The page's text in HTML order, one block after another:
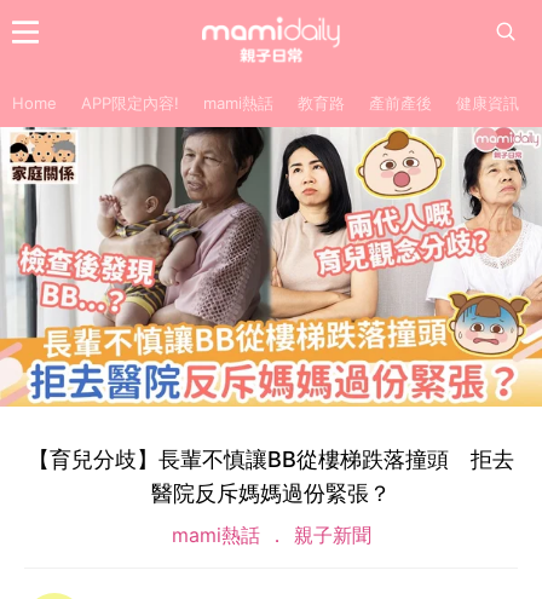
Home APP限定內容! mami熱話 教育路 產前產後 健康資訊
【育兒分歧】長輩不慎讓BB從樓梯跌落撞頭 拒去
醫院反斥媽媽過份緊張？
mami熱話 親子新聞